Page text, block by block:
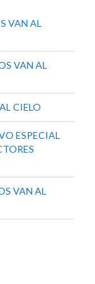
VAN AL
VAN AL
CIELO
ESPECIAL
VAN AL